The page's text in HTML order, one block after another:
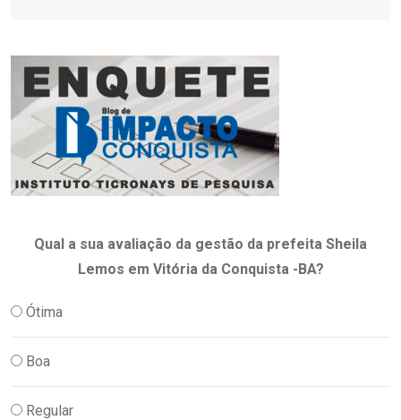
Qual a sua avaliação da gestão da prefeita Sheila
Lemos em Vitória da Conquista -BA?
Ótima
Boa
Regular